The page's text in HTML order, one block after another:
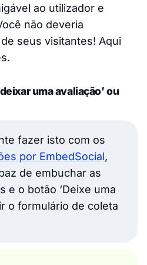
ao utilizador e
não deveria
seus visitantes! Aqui
uma avaliação’ ou
fazer isto com os
por EmbedSocial,
de embuchar as
e o botão ‘Deixe uma
o formulário de coleta